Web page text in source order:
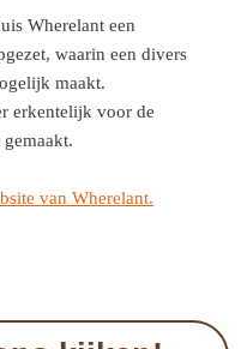
Wherelant een
waarin een divers
maakt.
erkentelijk voor de
van Wherelant.